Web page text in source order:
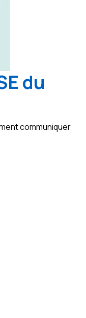
du
communiquer